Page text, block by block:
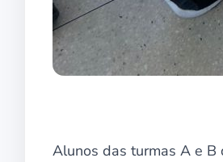
Alunos das turmas A e B